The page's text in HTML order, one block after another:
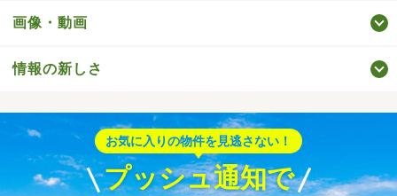
画像・動画
情報の新しさ
お気に入りの物件を見逃さない！
プッシュ通知で